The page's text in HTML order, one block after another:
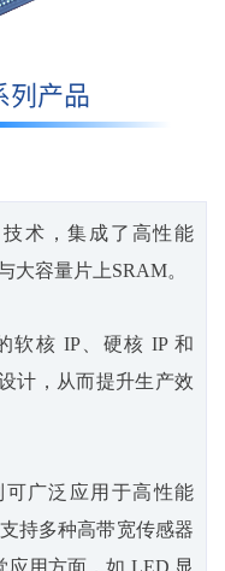
列产品
技术，集成了高性能
大容量片上SRAM。
软核 IP、硬核 IP 和
计，从而提升生产效
可广泛应用于高性能
持多种高带宽传感器
用方面，如 LED 显